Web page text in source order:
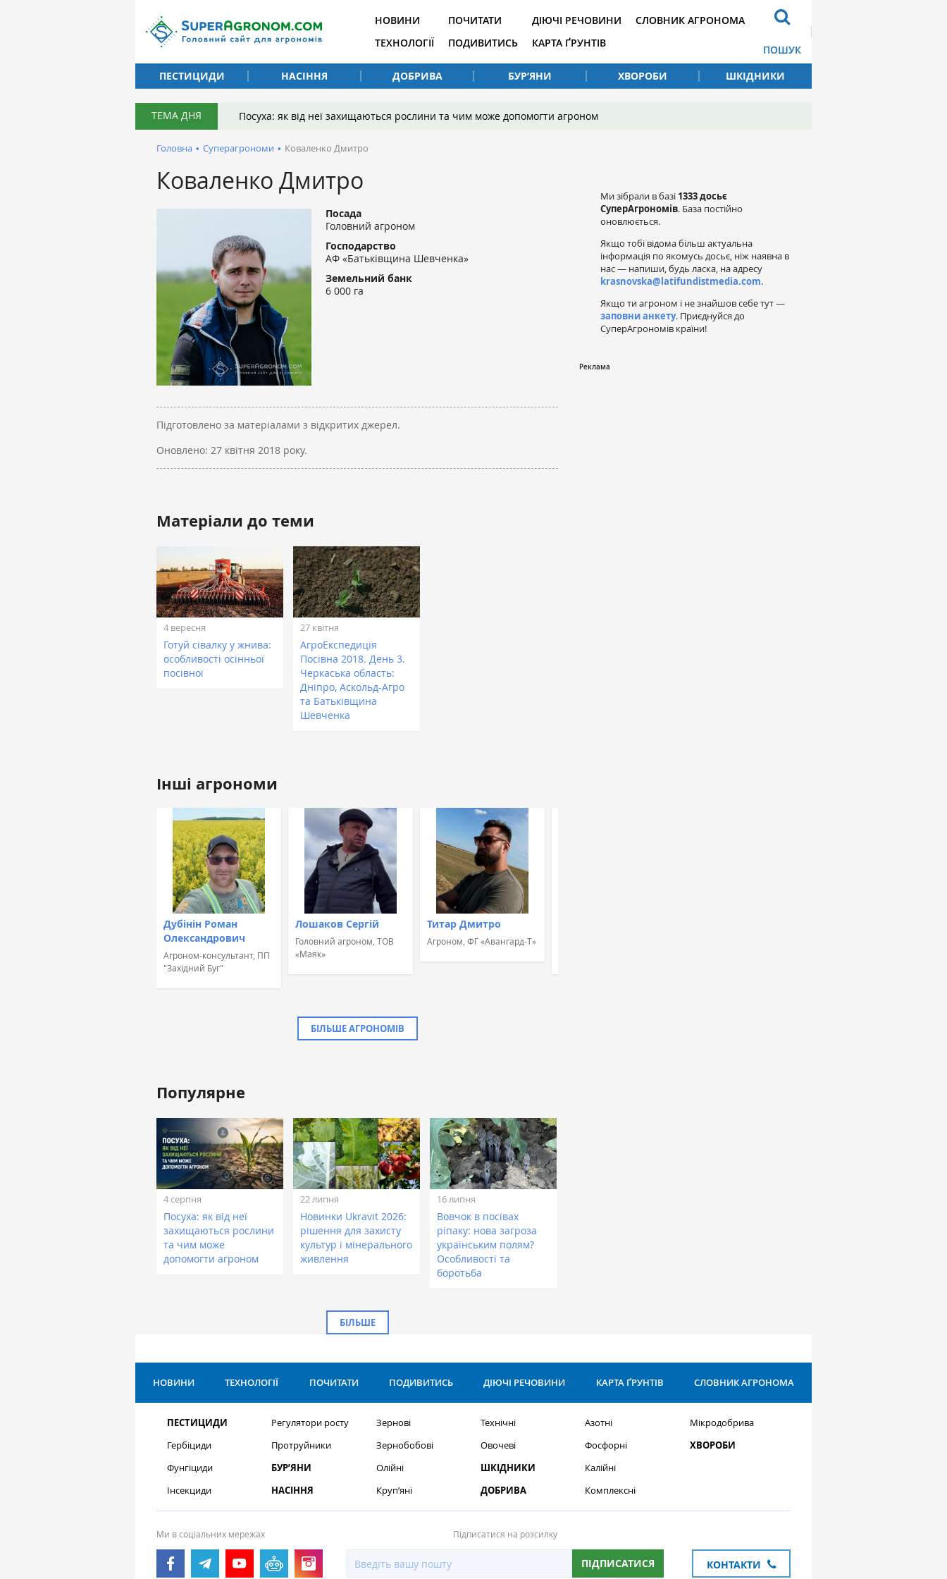
НОВИНИ
ТЕХНОЛОГІЇ
ПОЧИТАТИ
ПОДИВИТИСЬ
ДІЮЧІ РЕЧОВИНИ
КАРТА ҐРУНТІВ
СЛОВНИК АГРОНОМА
ПОШУК
ПЕСТИЦИДИ
НАСІННЯ ДОБРИВА БУР’ЯНИ ХВОРОБИ ШКІДНИКИ
ТЕМА ДНЯ Посуха: як від неї захищаються рослини та чим може допомогти агроном
Головна • Суперагрономи • Коваленко Дмитро
Коваленко Дмитро
Посада
Головний агроном
Господарство
АФ «Батьківщина Шевченка»
Земельний банк
6 000 га
Підготовлено за матеріалами з відкритих джерел.
Оновлено: 27 квітня 2018 року.
Матеріали до теми
4 вересня
Готуй сівалку у жнива:
особливості осінньої
посівної
27 квітня
АгроЕкспедиція
Посівна 2018. День 3.
Черкаська область:
Дніпро, Аскольд-Агро
та Батьківщина
Шевченка
Інші агрономи
Дубінін Роман
Олександрович
Агроном-консультант, ПП
"Західний Буг"
Лошаков Сергій
Головний агроном, ТОВ
«Маяк»
Титар Дмитро
Агроном, ФГ «Авангард-Т»
Жовтан Назар
Лінійний агроном, ТОВ
«ТАС Агро Захід» (ТАС
Агро)
БІЛЬШЕ АГРОНОМІВ
Популярне
4 серпня
Посуха: як від неї
захищаються рослини
та чим може
допомогти агроном
22 липня
Новинки Ukravit 2026:
рішення для захисту
культур і мінерального
живлення
16 липня
Вовчок в посівах
ріпаку: нова загроза
українським полям?
Особливості та
боротьба
БІЛЬШЕ
Ми зібрали в базі 1333 досьє
СуперАгрономів. База постійно
оновлюється.
Якщо тобі відома більш актуальна
інформація по якомусь досьє, ніж наявна в
нас — напиши, будь ласка, на адресу
krasnovska@latifundistmedia.com.
Якщо ти агроном і не знайшов себе тут —
заповни анкету. Приєднуйся до
СуперАгрономів країни!
НОВИНИ ТЕХНОЛОГІЇ ПОЧИТАТИ ПОДИВИТИСЬ ДІЮЧІ РЕЧОВИНИ КАРТА ҐРУНТІВ СЛОВНИК АГРОНОМА
ПЕСТИЦИДИ
Гербіциди
Фунгіциди
Інсекциди
Регулятори росту
Протруйники
БУР’ЯНИ
НАСІННЯ
Зернові
Зернобобові
Олійні
Круп’яні
Технічні
Овочеві
ШКІДНИКИ
ДОБРИВА
Азотні
Фосфорні
Калійні
Комплексні
Мікродобрива
ХВОРОБИ
Ми в соціальних мережах Підписатися на розсилку
ПІДПИСАТИСЯ КОНТАКТИ